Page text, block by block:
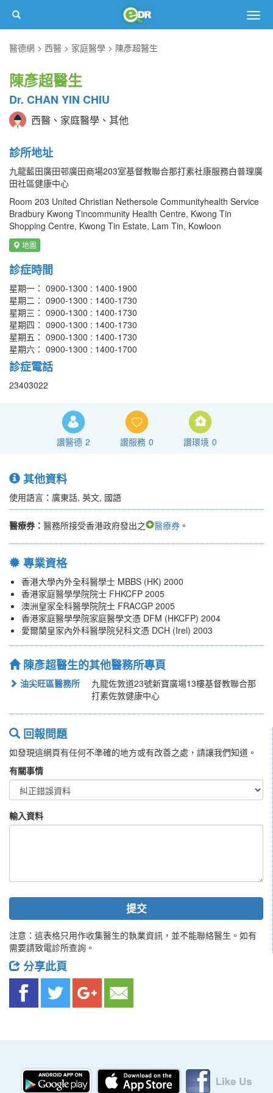
醫德網
西醫 家庭醫學 陳彥超醫生
陳彥超醫生
Dr. CHAN YIN CHIU
西醫、家庭醫學、其他
診所地址
九龍藍田廣田邨廣田商場203室基督教聯合那打素社康服務白普理廣
田社區健康中心
Room 203 United Christian Nethersole Communityhealth Service
Bradbury Kwong Tincommunity Health Centre, Kwong Tin
Shopping Centre, Kwong Tin Estate, Lam Tin, Kowloon
地圖
診症時間
星期一： 0900-1300 : 1400-1900
星期二： 0900-1300 : 1400-1730
星期三： 0900-1300 : 1400-1730
星期四： 0900-1300 : 1400-1730
星期五： 0900-1300 : 1400-1730
星期六： 0900-1300 : 1400-1700
診症電話
23403022
讚醫德 2 讚服務 0 讚環境 0
其他資料
使用語言：廣東話, 英文, 國語
醫療券： 醫務所接受香港政府發出之 醫療券 。
專業資格
香港大學內外全科醫學士 MBBS (HK) 2000
香港家庭醫學學院院士 FHKCFP 2005
澳洲皇家全科醫學院院士 FRACGP 2005
香港家庭醫學學院家庭醫學文憑 DFM (HKCFP) 2004
愛爾蘭皇家內外科醫學院兒科文憑 DCH (Irel) 2003
陳彥超醫生的其他醫務所專頁
油尖旺區醫務所
九龍佐敦道23號新寶廣場13樓基督教聯合那
打素佐敦健康中心
回報問題
如發現這網頁有任何不準確的地方或有改善之處，請讓我們知道。
有關事情
輸入資料
提交
注意：這表格只用作收集醫生的執業資訊，並不能聯絡醫生。如有
需要請致電診所查詢。
分享此頁